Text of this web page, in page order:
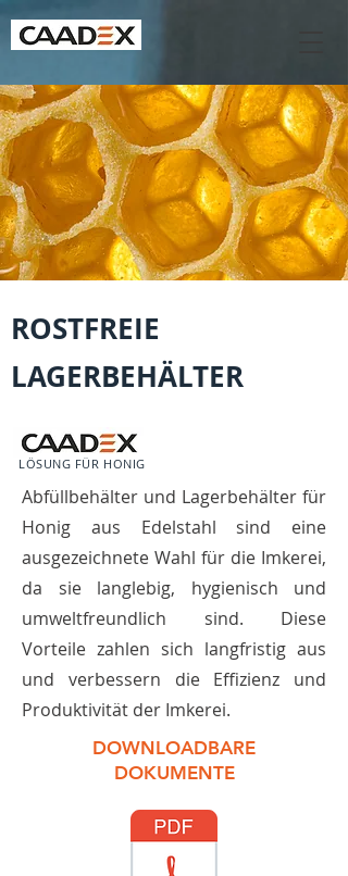
ROSTFREIE
LAGERBEHÄLTER
LÖSUNG FÜR HONIG
Abfüllbehälter und Lagerbehälter für
Honig aus Edelstahl sind eine
ausgezeichnete Wahl für die Imkerei,
da sie langlebig, hygienisch und
umweltfreundlich sind. Diese
Vorteile zahlen sich langfristig aus
und verbessern die Effizienz und
Produktivität der Imkerei.
DOWNLOADBARE
DOKUMENTE